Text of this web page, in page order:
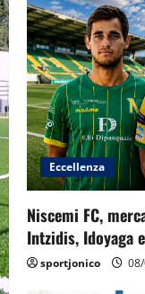
Eccellenza
Niscemi FC,
Intzidis, Idoyaga
sportjonico